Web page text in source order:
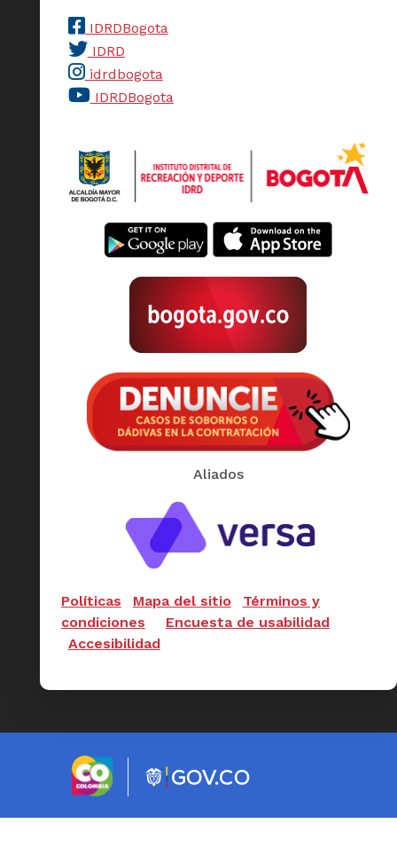
IDRDBogota
IDRD
idrdbogota
IDRDBogota
Aliados
Políticas Mapa del sitio
Términos y
condiciones
Encuesta de usabilidad
Accesibilidad